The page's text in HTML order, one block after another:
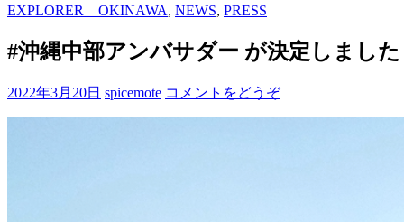
EXPLORER OKINAWA, NEWS, PRESS
#沖縄中部アンバサダー が決定しまし
2022年3月20日 spicemote コメントをどうぞ